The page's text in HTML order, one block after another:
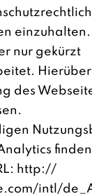
einzuhalten.
nur gekürzt
Hierüber
des
http://
intl/